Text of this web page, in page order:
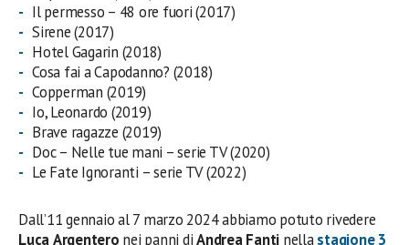
Il permesso – 48 ore fuori (2017)
Sirene (2017)
Hotel Gagarin (2018)
Cosa fai a Capodanno? (2018)
Copperman (2019)
Io, Leonardo (2019)
Brave ragazze (2019)
Doc – Nelle tue mani – serie TV (2020)
Le Fate Ignoranti – serie TV (2022)
Dall’11 gennaio al 7 marzo 2024 abbiamo potuto rivedere
LucaArgentero nei panni diAndreaFanti nellastagione 3